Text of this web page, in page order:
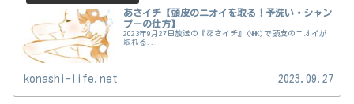
あさイチ【頭皮のニオイを取る！予洗い・シャン
プーの仕方】
2023年9月27日放送の『あさイチ』(NHK)で頭皮のニオイが
取れる...
konashi-life.net 2023.09.27